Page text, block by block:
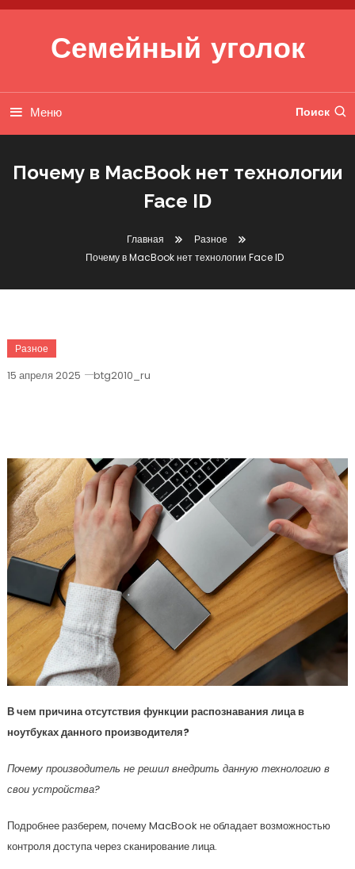
Перейти к содержимому
Семейный уголок
Меню Поиск
Почему в MacBook нет технологии
Face ID
Главная
Разное
Почему в MacBook нет технологии Face ID
Разное
15 апреля 2025 btg2010_ru
В чем причина отсутствия функции распознавания лица в
ноутбуках данного производителя?
Почему производитель не решил внедрить данную технологию в
свои устройства?
Подробнее разберем, почему MacBook не обладает возможностью
контроля доступа через сканирование лица.